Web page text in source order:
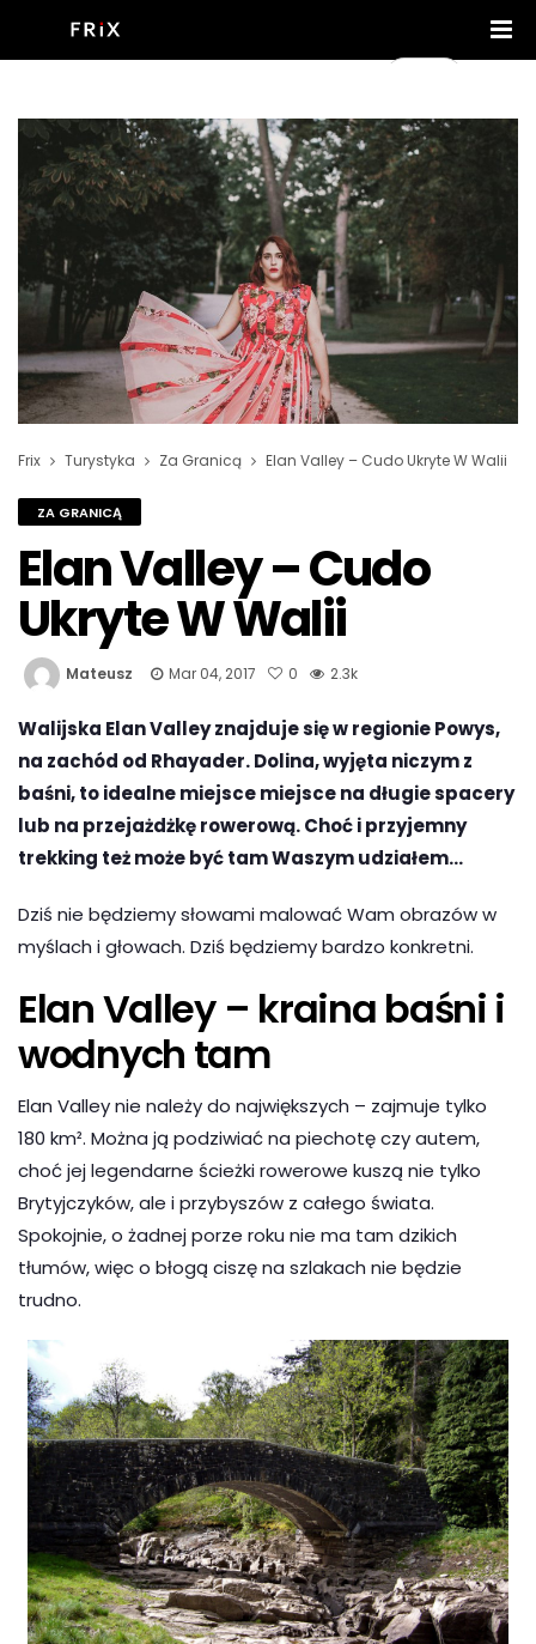
Frix Turystyka Za Granicą Elan Valley – Cudo Ukryte W Walii
ZA GRANICĄ
Elan Valley – Cudo
Ukryte W Walii
Mateusz Mar 04, 2017 0 2.3k
Walijska Elan Valley znajduje się w regionie Powys,
na zachód od Rhayader. Dolina, wyjęta niczym z
baśni, to idealne miejsce miejsce na długie spacery
lub na przejażdżkę rowerową. Choć i przyjemny
trekking też może być tam Waszym udziałem…
Dziś nie będziemy słowami malować Wam obrazów w
myślach i głowach. Dziś będziemy bardzo konkretni.
Elan Valley – kraina baśni i
wodnych tam
Elan Valley nie należy do największych – zajmuje tylko
180 km². Można ją podziwiać na piechotę czy autem,
choć jej legendarne ścieżki rowerowe kuszą nie tylko
Brytyjczyków, ale i przybyszów z całego świata.
Spokojnie, o żadnej porze roku nie ma tam dzikich
tłumów, więc o błogą ciszę na szlakach nie będzie
trudno.